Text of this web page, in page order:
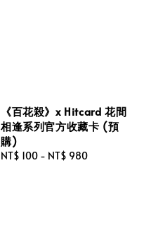
《百花殺》x Hitcard 花間
相逢系列官方收藏卡 (預
購)
Regular
NT$ 100 - NT$ 980